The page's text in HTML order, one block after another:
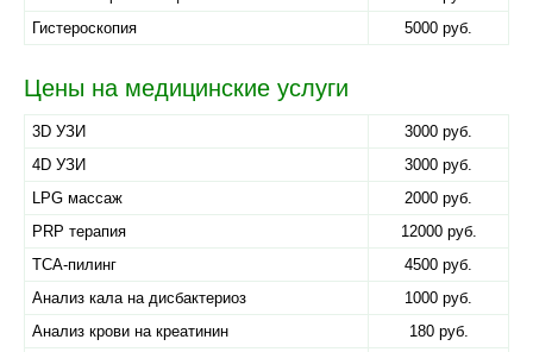
Гистероскопия
5000 руб.
Цены на медицинские услуги
3D УЗИ
3000 руб.
4D УЗИ
3000 руб.
LPG массаж
2000 руб.
PRP терапия
12000 руб.
TCA-пилинг
4500 руб.
Анализ кала на дисбактериоз
1000 руб.
Анализ крови на креатинин
180 руб.